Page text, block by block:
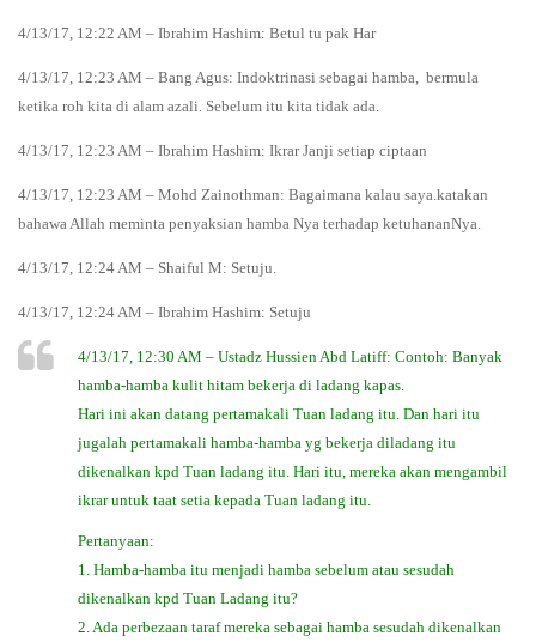
4/13/17, 12:22 AM – Ibrahim Hashim: Betul tu pak Har
4/13/17, 12:23 AM – Bang Agus: Indoktrinasi sebagai hamba, bermula
ketika roh kita di alam azali. Sebelum itu kita tidak ada.
4/13/17, 12:23 AM – Ibrahim Hashim: Ikrar Janji setiap ciptaan
4/13/17, 12:23 AM – Mohd Zainothman: Bagaimana kalau saya.katakan
bahawa Allah meminta penyaksian hamba Nya terhadap ketuhananNya.
4/13/17, 12:24 AM – Shaiful M: Setuju.
4/13/17, 12:24 AM – Ibrahim Hashim: Setuju
4/13/17, 12:30 AM – Ustadz Hussien Abd Latiff: Contoh: Banyak
hamba-hamba kulit hitam bekerja di ladang kapas.
Hari ini akan datang pertamakali Tuan ladang itu. Dan hari itu
jugalah pertamakali hamba-hamba yg bekerja diladang itu
dikenalkan kpd Tuan ladang itu. Hari itu, mereka akan mengambil
ikrar untuk taat setia kepada Tuan ladang itu.
Pertanyaan:
1. Hamba-hamba itu menjadi hamba sebelum atau sesudah
dikenalkan kpd Tuan Ladang itu?
2. Ada perbezaan taraf mereka sebagai hamba sesudah dikenalkan